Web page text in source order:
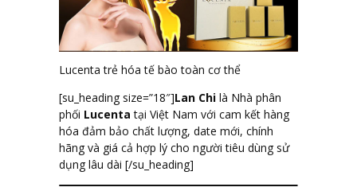
Lucenta trẻ hóa tế bào toàn cơ thể
[su_heading size=”18″]Lan Chi là Nhà phân
phối Lucentatại Việt Nam với cam kết hàng
hóa đảm bảo chất lượng, date mới, chính
hãng và giá cả hợp lý cho người tiêu dùng sử
dụng lâu dài [/su_heading]